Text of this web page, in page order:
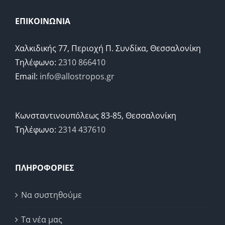
ΕΠΙΚΟΙΝΩΝΙΑ
Χαλκιδικής 77, Περιοχή Π. Συνδίκα, Θεσσαλονίκη
Τηλέφωνο: 2310 866410
Email: info@allostropos.gr
Κωνσταντινουπόλεως 83-85, Θεσσαλονίκη
Τηλέφωνο: 2314 437610
ΠΛΗΡΟΦΟΡΙΕΣ
Να συστηθούμε
Τα νέα μας